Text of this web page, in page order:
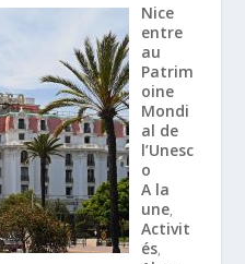
Nice
entre
au
Patrim
oine
Mondi
al de
l’Unesc
o
A la
une,
Activit
és,